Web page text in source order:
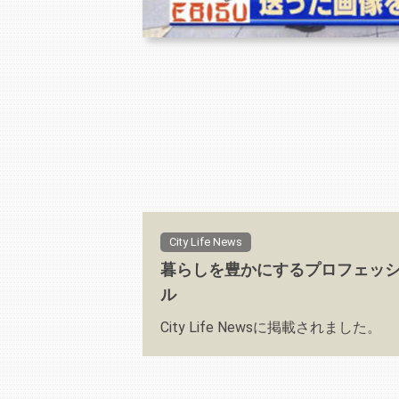
City Life News
暮らしを豊かにするプロフェッ
ル
City Life Newsに掲載されました。